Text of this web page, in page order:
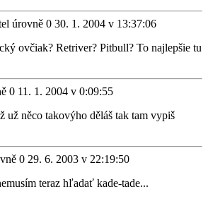
30. 1. 2004 v 13:37:06
ovčiak? Retriver? Pitbull? To najlepšie tu
11. 1. 2004 v 0:09:55
už něco takovýho děláš tak tam vypiš
29. 6. 2003 v 22:19:50
teraz hľadať kade-tade...